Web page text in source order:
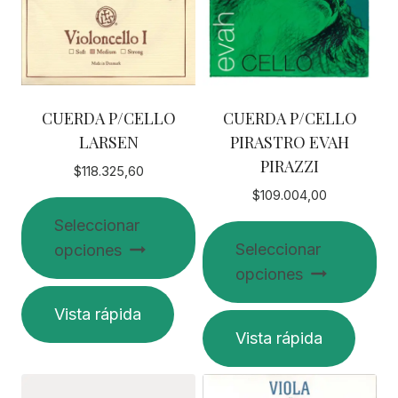
CUERDA P/CELLO
LARSEN
$118.325,60
Seleccionar
opciones
Este
producto
tiene
Vista rápida
CUERDA P/CELLO
PIRASTRO EVAH
PIRAZZI
$109.004,00
Seleccionar
opciones
Este
producto
tiene
Vista rápida